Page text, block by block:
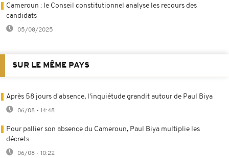
Cameroun : le Conseil constitutionnel analyse les recours des
candidats
05/08/2025
SUR LE MÊME PAYS
Après 58 jours d'absence, l'inquiétude grandit autour de Paul Biya
06/08 - 14:48
Pour pallier son absence du Cameroun, Paul Biya multiplie les
décrets
06/08 - 10:22